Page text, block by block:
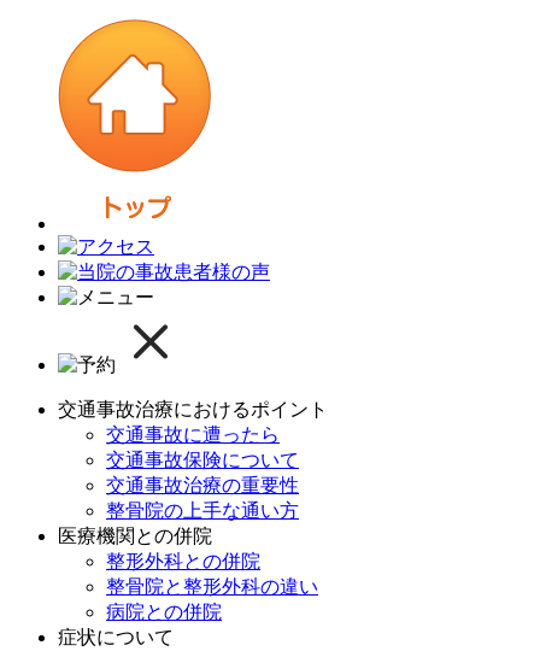
交通事故治療におけるポイント
交通事故に遭ったら
交通事故保険について
交通事故治療の重要性
整骨院の上手な通い方
医療機関との併院
整形外科との併院
整骨院と整形外科の違い
病院との併院
症状について